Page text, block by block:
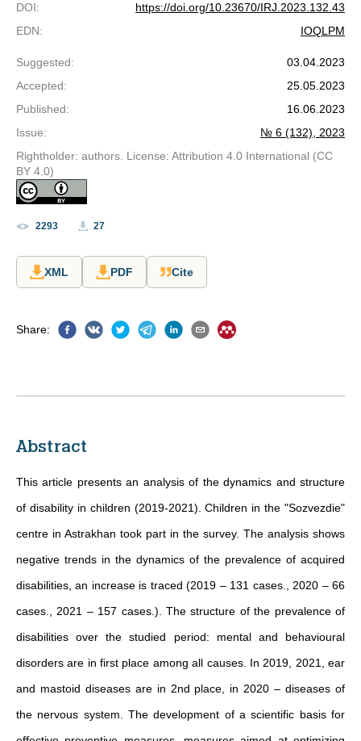
DOI:
https://doi.org/10.23670/IRJ.2023.132.43
EDN: IOQLPM
Suggested:
03.04.2023
Accepted:
25.05.2023
Published:
16.06.2023
Issue:
№ 6 (132), 2023
Rightholder: authors. License: Attribution 4.0 International (CC
BY 4.0)
2293 27
XML PDF Cite
Share:
Abstract
This article presents an analysis of the dynamics and structure
of disability in children (2019-2021). Children in the "Sozvezdie"
centre in Astrakhan took part in the survey. The analysis shows
negative trends in the dynamics of the prevalence of acquired
disabilities, an increase is traced (2019 – 131 cases., 2020 – 66
cases., 2021 – 157 cases.). The structure of the prevalence of
disabilities over the studied period: mental and behavioural
disorders are in first place among all causes. In 2019, 2021, ear
and mastoid diseases are in 2nd place, in 2020 – diseases of
the nervous system. The development of a scientific basis for